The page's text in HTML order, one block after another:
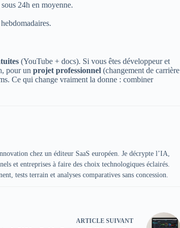
24h en moyenne.
(YouTube + docs). Si vous êtes développeur et
pour un projet professionnel (changement de carrière
Ce qui change vraiment la donne : combiner
chez un éditeur SaaS européen. Je décrypte l’IA,
et entreprises à faire des choix technologiques éclairés.
tests terrain et analyses comparatives sans concession.
ARTICLESUIVANT